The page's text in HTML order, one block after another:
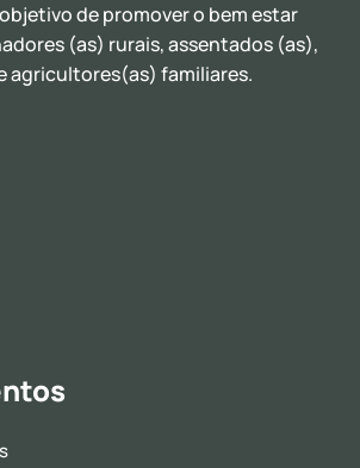
de promover o bem estar
(as) rurais, assentados (as),
agricultores(as) familiares.